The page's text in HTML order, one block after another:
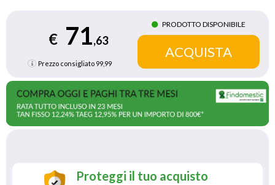
€ 71,63
Prezzo consigliato 99,99
PRODOTTO DISPONIBILE
Proteggi il tuo acquisto